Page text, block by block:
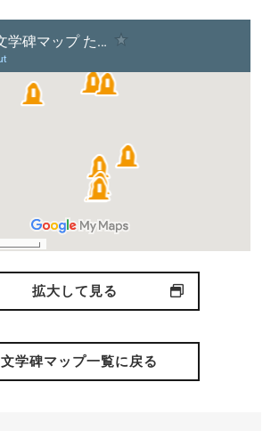
拡大して見る
文学碑マップ一覧に戻る